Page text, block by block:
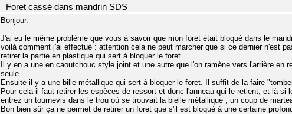
Foret cassé dans mandrin SDS
Bonjour.
J'ai eu le même problème que vous à savoir que mon foret était bloqué dans le
voilà comment j'ai effectué : attention cela ne peut marcher que si ce dernier n'est
retirer la partie en plastique qui sert à bloquer le foret.
Il y en a une en caoutchouc style joint et une autre que l'on ramène vers l'arrière en
seule.
Ensuite il y a une bille métallique qui sert à bloquer le foret. Il suffit de la faire
Pour cela il faut retirer les espèces de ressort et donc l'anneau qui le retient, et là si
entrez un tournevis dans le trou où se trouvait la bielle métallique ; un coup de
Bon bien sûr ça ne permet de retirer un foret que s'il est bloqué à une certaine